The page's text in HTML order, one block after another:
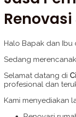
Halo Bapak dan Ibu
Sedang
Selamat datang di
profesional dan
Kami menyediakan